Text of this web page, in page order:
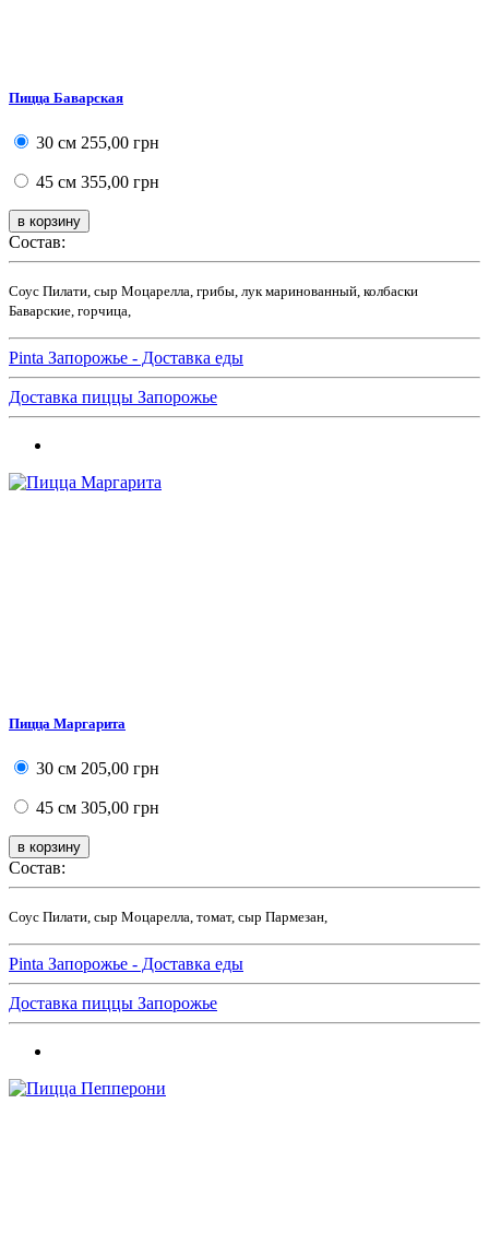
Пицца Баварская
30 см 255,00 грн
45 см 355,00 грн
Состав:
Соус Пилати, сыр Моцарелла, грибы, лук маринованный, колбаски
Баварские, горчица,
Pinta Запорожье - Доставка еды
Доставка пиццы Запорожье
Пицца Маргарита
30 см 205,00 грн
45 см 305,00 грн
Состав:
Соус Пилати, сыр Моцарелла, томат, сыр Пармезан,
Pinta Запорожье - Доставка еды
Доставка пиццы Запорожье